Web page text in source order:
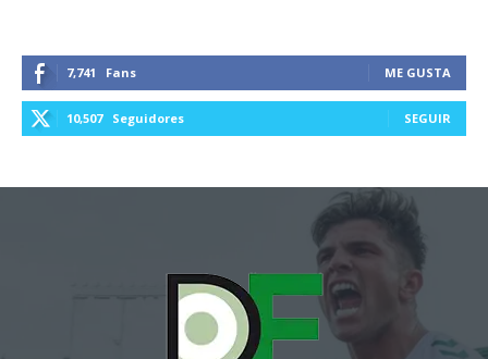
7,741 Fans ME GUSTA
10,507 Seguidores SEGUIR